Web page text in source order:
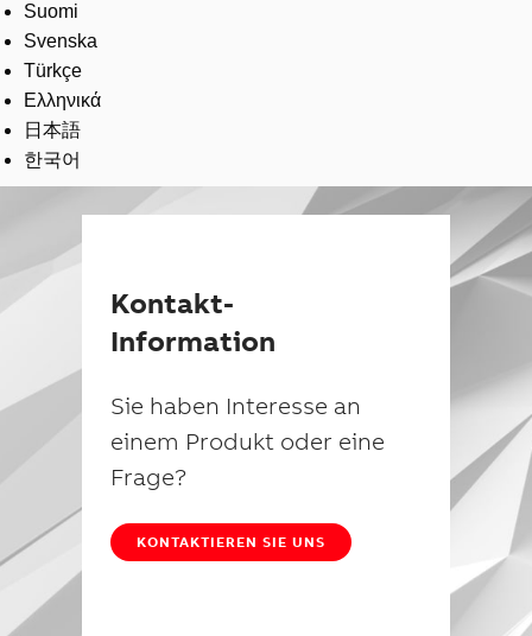
Suomi
Svenska
Türkçe
Ελληνικά
日本語
한국어
Kontakt-
Information
Sie haben Interesse an
einem Produkt oder eine
Frage?
KONTAKTIEREN SIE UNS